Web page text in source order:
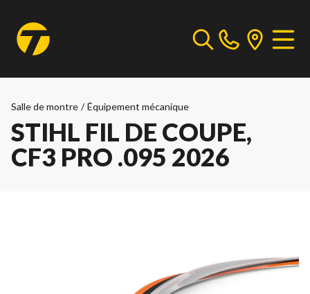
Salle de montre / Équipement mécanique
STIHL FIL DE COUPE,
CF3 PRO .095 2026